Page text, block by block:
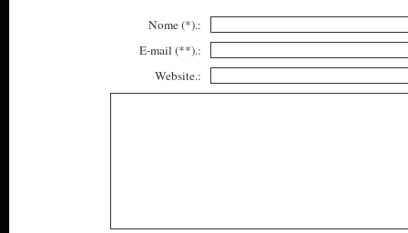
Nome (*).:
E-mail (**).:
Website.: